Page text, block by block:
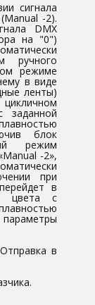
сигнала
-2).
DMX
на "0")
ручного
режиме
в виде
ленты)
блок
режим
-2»,
при
в
цвета с
в